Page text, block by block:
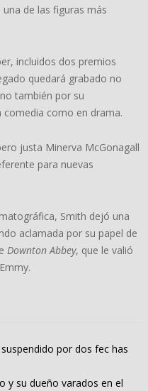
de las figuras más
incluidos dos premios
quedará grabado no
también por su
como en drama.
justa Minerva McGonagall
para nuevas
Smith dejó una
aclamada por su papel de
Downton Abbey, que le valió
por dos fec has
y su dueño varados en el